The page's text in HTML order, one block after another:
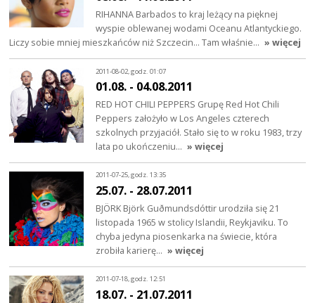
RIHANNA Barbados to kraj leżący na pięknej
wyspie oblewanej wodami Oceanu Atlantyckiego.
Liczy sobie mniej mieszkańców niż Szczecin... Tam właśnie… » więcej
2011-08-02, godz. 01:07
01.08. - 04.08.2011
RED HOT CHILI PEPPERS Grupę Red Hot Chili
Peppers założyło w Los Angeles czterech
szkolnych przyjaciół. Stało się to w roku 1983, trzy
lata po ukończeniu… » więcej
2011-07-25, godz. 13:35
25.07. - 28.07.2011
BJÖRK Björk Guðmundsdóttir urodziła się 21
listopada 1965 w stolicy Islandii, Reykjaviku. To
chyba jedyna piosenkarka na świecie, która
zrobiła karierę… » więcej
2011-07-18, godz. 12:51
18.07. - 21.07.2011